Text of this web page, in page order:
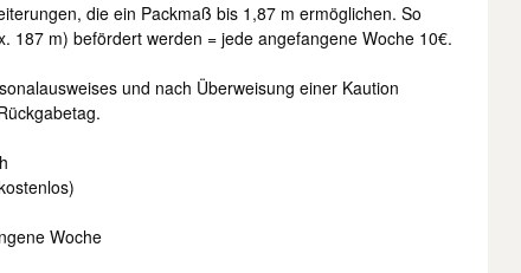
die ein Packmaß bis 1,87 m ermöglichen. So
187 m) befördert werden = jede angefangene Woche 10€.
und nach Überweisung einer Kaution
Woche